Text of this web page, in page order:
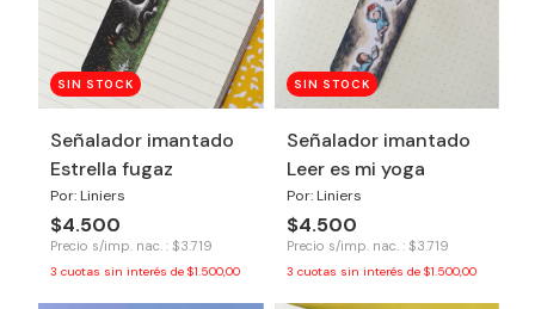
SIN STOCK
Señalador imantado
Estrella fugaz
Por: Liniers
$4.500
Precio s/imp. nac. : $3.719
3 cuotas sin interés de $1.500,00
SIN STOCK
Señalador imantado
Leer es mi yoga
Por: Liniers
$4.500
Precio s/imp. nac. : $3.719
3 cuotas sin interés de $1.500,00